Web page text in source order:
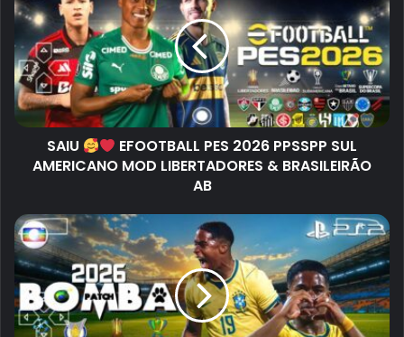
SAIU
EFOOTBALL PES 2026 PPSSPP SUL
AMERICANO MOD LIBERTADORES & BRASILEIRÃO
AB